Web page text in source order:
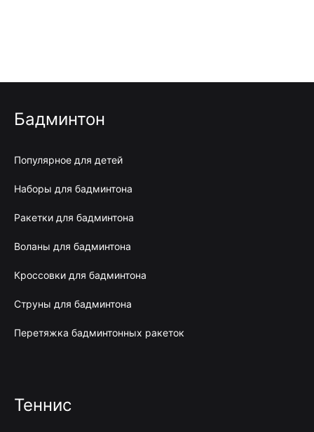
Бадминтон
Популярное для детей
Наборы для бадминтона
Ракетки для бадминтона
Воланы для бадминтона
Кроссовки для бадминтона
Струны для бадминтона
Перетяжка бадминтонных ракеток
Теннис